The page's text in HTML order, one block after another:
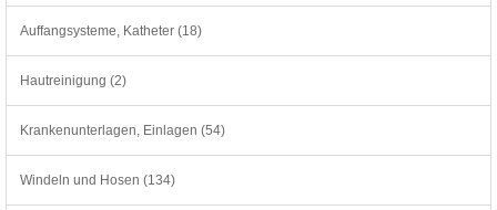
Auffangsysteme, Katheter (18)
Hautreinigung (2)
Krankenunterlagen, Einlagen (54)
Windeln und Hosen (134)